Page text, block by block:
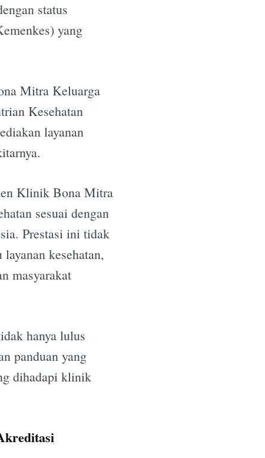
status
yang
Mitra Keluarga
Kesehatan
layanan
Klinik Bona Mitra
sesuai dengan
Prestasi ini tidak
kesehatan,
masyarakat
hanya lulus
panduan yang
dihadapi klinik